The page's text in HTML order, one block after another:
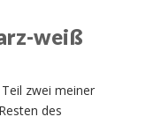
weiß
zwei meiner
des